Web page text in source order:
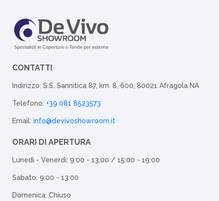
CONTATTI
Indirizzo: S.S. Sannitica 87, km. 8, 600, 80021 Afragola NA
Telefono: +39 081 8523573
Email: info@devivoshowroom.it
ORARI DI APERTURA
Lunedì - Venerdì: 9:00 - 13:00 / 15:00 - 19:00
Sabato: 9:00 - 13:00
Domenica: Chiuso